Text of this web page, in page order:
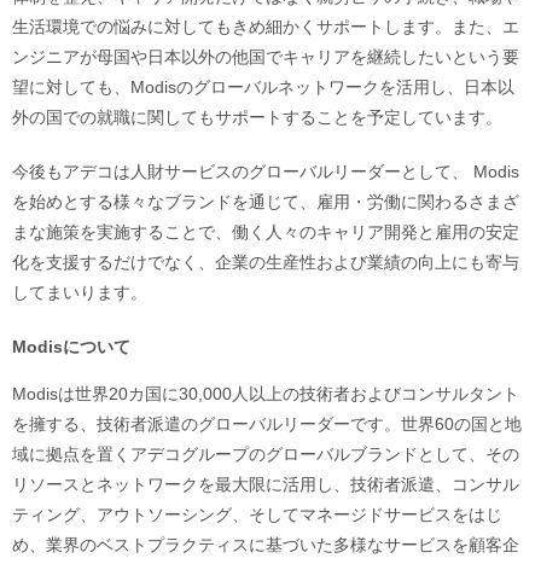
生活環境での悩みに対してもきめ細かくサポートします。また、エ
ンジニアが母国や日本以外の他国でキャリアを継続したいという要
望に対しても、Modisのグローバルネットワークを活用し、日本以
外の国での就職に関してもサポートすることを予定しています。
今後もアデコは人財サービスのグローバルリーダーとして、 Modis
を始めとする様々なブランドを通じて、雇用・労働に関わるさまざ
まな施策を実施することで、働く人々のキャリア開発と雇用の安定
化を支援するだけでなく、企業の生産性および業績の向上にも寄与
してまいります。
Modisについて
Modisは世界20カ国に30,000人以上の技術者およびコンサルタント
を擁する、技術者派遣のグローバルリーダーです。世界60の国と地
域に拠点を置くアデコグループのグローバルブランドとして、その
リソースとネットワークを最大限に活用し、技術者派遣、コンサル
ティング、アウトソーシング、そしてマネージドサービスをはじ
め、業界のベストプラクティスに基づいた多様なサービスを顧客企